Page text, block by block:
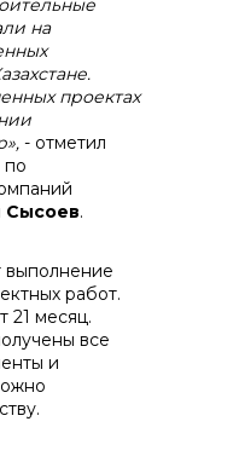
на
проектах
- отметил
по
Сысоев.
выполнение
работ.
21 месяц.
все
и